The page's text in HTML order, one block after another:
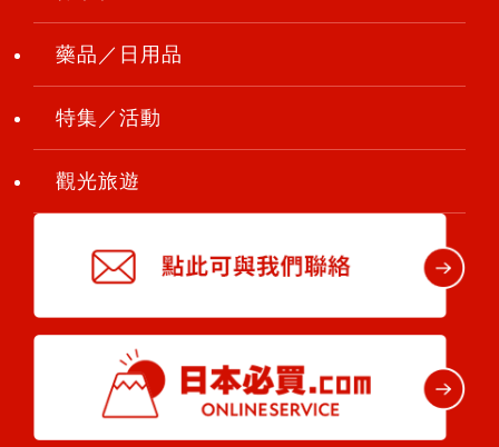
藥品／日用品
特集／活動
觀光旅遊